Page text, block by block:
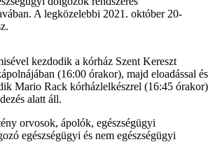
A legközelebbi 2021. október 20-
kezdodik a kórház Szent Kereszt
(16:00 órakor), majd eloadással és
Mario Rack kórházlelkészrel (16:45
alatt áll.
orvosok, ápolók, egészségügyi
egészségügyi és nem egészségügyi